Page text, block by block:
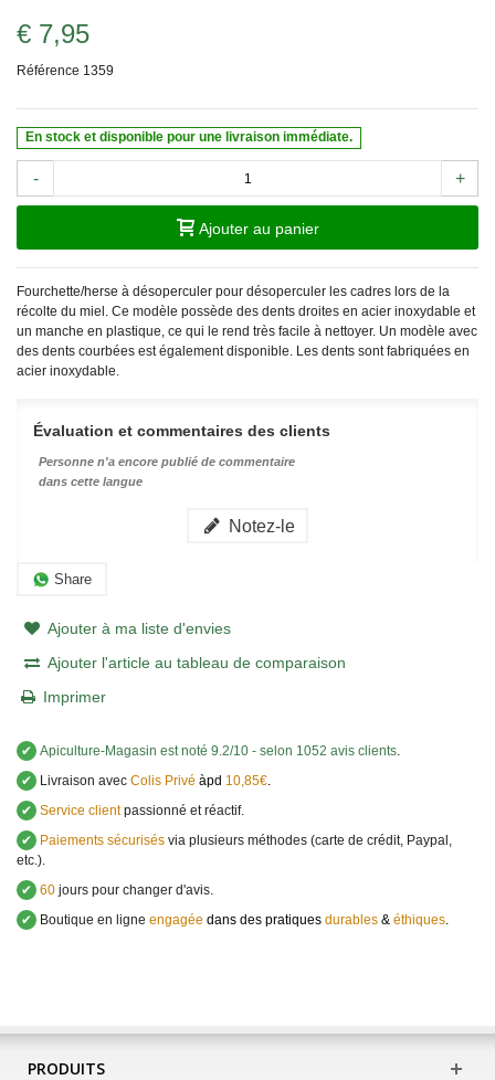
€ 7,95
Référence 1359
En stock et disponible pour une livraison immédiate.
- +
Ajouter au panier
Fourchette/herse à désoperculer pour désoperculer les cadres lors de la
récolte du miel. Ce modèle possède des dents droites en acier inoxydable et
un manche en plastique, ce qui le rend très facile à nettoyer. Un modèle avec
des dents courbées est également disponible. Les dents sont fabriquées en
acier inoxydable.
Évaluation et commentaires des clients
Personne n'a encore publié de commentaire
dans cette langue
Notez-le
Share
Ajouter à ma liste d'envies
Ajouter l'article au tableau de comparaison
Imprimer
✔ Apiculture-Magasin est noté 9.2/10 - selon 1052 avis clients.
✔
Livraison avec Colis Privé àpd 10,85€.
✔ Service clientpassionné et réactif.
✔
Paiements sécurisés via plusieurs méthodes (carte de crédit, Paypal,
etc.).
✔ 60 jours pour changer d'avis.
✔
Boutique en ligne engagée dans des pratiques durables & éthiques.
PRODUITS